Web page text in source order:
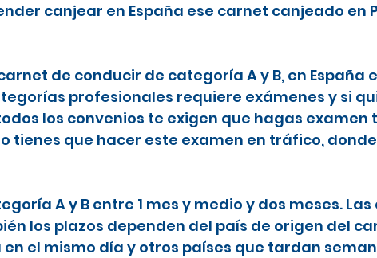
canjear en España ese carnet canjeado en
de conducir de categoría A y B, en España
profesionales requiere exámenes y si
los convenios te exigen que hagas examen
tienes que hacer este examen en tráfico,
A y B entre 1 mes y medio y dos meses.
los plazos dependen del país de origen del
el mismo día y otros países que tardan